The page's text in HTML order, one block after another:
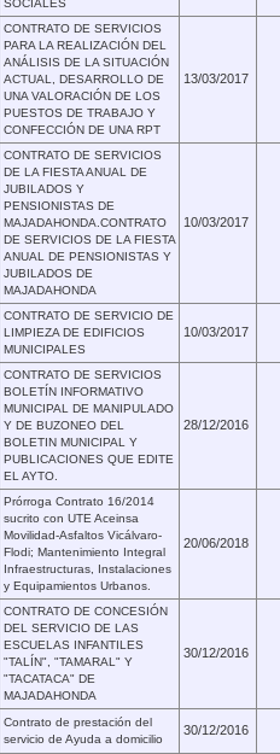
CONTRATO DE SERVICIOS
PARA LA REALIZACIÓN DEL
ANÁLISIS DE LA SITUACIÓN
ACTUAL, DESARROLLO DE
UNA VALORACIÓN DE LOS
PUESTOS DE TRABAJO Y
CONFECCIÓN DE UNA RPT
13/03/2017
CONTRATO DE SERVICIOS
DE LA FIESTA ANUAL DE
JUBILADOS Y
PENSIONISTAS DE
MAJADAHONDA.CONTRATO
DE SERVICIOS DE LA FIESTA
ANUAL DE PENSIONISTAS Y
JUBILADOS DE
MAJADAHONDA
10/03/2017
CONTRATO DE SERVICIO DE
LIMPIEZA DE EDIFICIOS
MUNICIPALES
10/03/2017
CONTRATO DE SERVICIOS
BOLETÍN INFORMATIVO
MUNICIPAL DE MANIPULADO
Y DE BUZONEO DEL
BOLETIN MUNICIPAL Y
PUBLICACIONES QUE EDITE
EL AYTO.
28/12/2016
Prórroga Contrato 16/2014
sucrito con UTE Aceinsa
Movilidad-Asfaltos Vicálvaro-
Flodi; Mantenimiento Integral
Infraestructuras, Instalaciones
y Equipamientos Urbanos.
20/06/2018
CONTRATO DE CONCESIÓN
DEL SERVICIO DE LAS
ESCUELAS INFANTILES
"TALÍN", "TAMARAL" Y
"TACATACA" DE
MAJADAHONDA
30/12/2016
Contrato de prestación del
servicio de Ayuda a domicilio
30/12/2016